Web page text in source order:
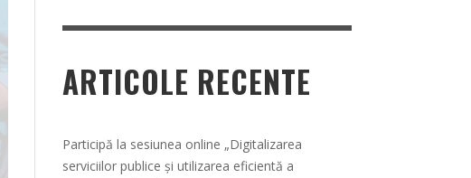
ARTICOLE RECENTE
Participă la sesiunea online „Digitalizarea
serviciilor publice și utilizarea eficientă a